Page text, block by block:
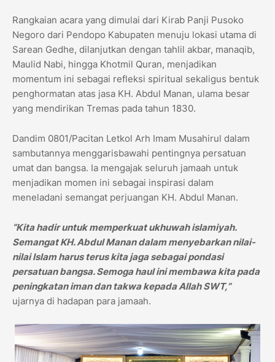
Rangkaian acara yang dimulai dari Kirab Panji Pusoko
Negoro dari Pendopo Kabupaten menuju lokasi utama di
Sarean Gedhe, dilanjutkan dengan tahlil akbar, manaqib,
Maulid Nabi, hingga Khotmil Quran, menjadikan
momentum ini sebagai refleksi spiritual sekaligus bentuk
penghormatan atas jasa KH. Abdul Manan, ulama besar
yang mendirikan Tremas pada tahun 1830.
Dandim 0801/Pacitan Letkol Arh Imam Musahirul dalam
sambutannya menggarisbawahi pentingnya persatuan
umat dan bangsa. Ia mengajak seluruh jamaah untuk
menjadikan momen ini sebagai inspirasi dalam
meneladani semangat perjuangan KH. Abdul Manan.
“Kita hadir untuk memperkuat ukhuwah islamiyah.
Semangat KH. Abdul Manan dalam menyebarkan nilai-
nilai Islam harus terus kita jaga sebagai pondasi
persatuan bangsa. Semoga haul ini membawa kita pada
peningkatan iman dan takwa kepada Allah SWT,”
ujarnya di hadapan para jamaah.